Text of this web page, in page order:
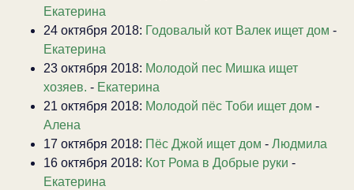
Екатерина
24 октября 2018: Годовалый кот Валек ищет дом -
Екатерина
23 октября 2018: Молодой пес Мишка ищет
хозяев. - Екатерина
21 октября 2018: Молодой пёс Тоби ищет дом -
Алена
17 октября 2018: Пёс Джой ищет дом - Людмила
16 октября 2018: Кот Рома в Добрые руки -
Екатерина